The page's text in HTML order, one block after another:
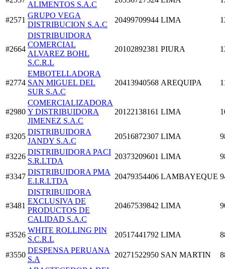
ALIMENTOS S.A.C
#2571
GRUPO VEGA
DISTRIBUCION S.A.C
20499709944 LIMA
#2664
DISTRIBUIDORA
COMERCIAL
ALVAREZ BOHL
S.C.R.L
20102892381 PIURA
#2774
EMBOTELLADORA
SAN MIGUEL DEL
SUR S.A.C
20413940568 AREQUIPA
#2980
COMERCIALIZADORA
Y DISTRIBUIDORA
JIMENEZ S.A.C
20122138161 LIMA
#3205
DISTRIBUIDORA
JANDY S.A.C
20516872307 LIMA
#3226
DISTRIBUIDORA PACI
S.R.LTDA
20373209601 LIMA
#3347
DISTRIBUIDORA PMA
E.I.R.LTDA
20479354406 LAMBAYEQUE
#3481
DISTRIBUIDORA
EXCLUSIVA DE
PRODUCTOS DE
CALIDAD S.A.C
20467539842 LIMA
#3526
WHITE ROLLING PIN
S.C.R.L
20517441792 LIMA
#3550
DESPENSA PERUANA
S.A
20271522950 SAN MARTIN